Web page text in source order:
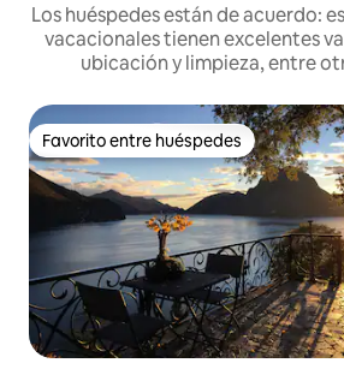
Los huéspedes están de acuerdo:
vacacionales tienen excelentes
ubicación y limpieza, entre
Favorito entre huéspedes
Favorito entre huéspedes